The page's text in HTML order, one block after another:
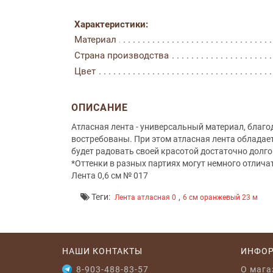
Характеристики:
Материал
Страна производства
Цвет
ОПИСАНИЕ
Атласная лента - универсальный материал,
востребованы. При этом атласная лента
будет радовать своей красотой достаточно
*Оттенки в разных партиях могут немного
Лента 0,6 см № 017
Теги: Лента атласная 0 , 6 см оранжевый 23 м
НАШИ КОНТАКТЫ
8-903-488-83-57
O